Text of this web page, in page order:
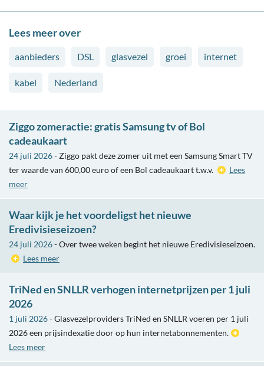
Lees meer over
aanbieders DSL glasvezel groei internet
kabel Nederland
Ziggo zomeractie: gratis Samsung tv of Bol
cadeaukaart
24 juli 2026- Ziggo pakt deze zomer uit met een Samsung Smart TV
ter waarde van 600,00 euro of een Bol cadeaukaart t.w.v.
Lees
meer
Waar kijk je het voordeligst het nieuwe
Eredivisieseizoen?
24 juli 2026- Over twee weken begint het nieuwe Eredivisieseizoen.
Lees meer
TriNed en SNLLR verhogen internetprijzen per 1 juli
2026
1 juli 2026- Glasvezelproviders TriNed en SNLLR voeren per 1 juli
2026 een prijsindexatie door op hun internetabonnementen.
Lees meer